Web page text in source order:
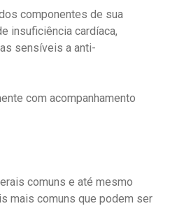
componentes de sua
insuficiência cardíaca,
sensíveis a anti-
com acompanhamento
comuns e até mesmo
mais comuns que podem ser